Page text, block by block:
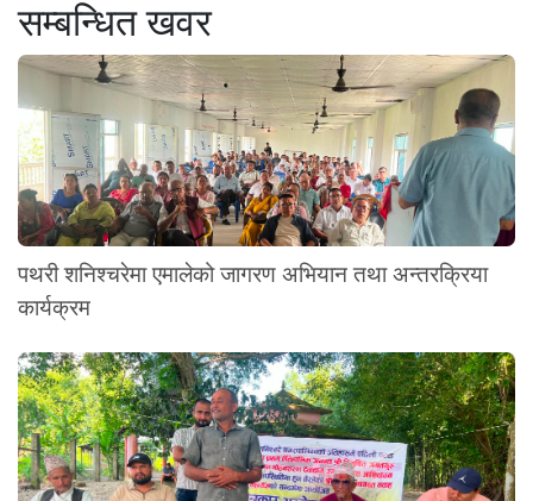
सम्बन्धित खवर
पथरी शनिश्चरेमा एमालेको जागरण अभियान तथा अन्तरक्रिया
कार्यक्रम